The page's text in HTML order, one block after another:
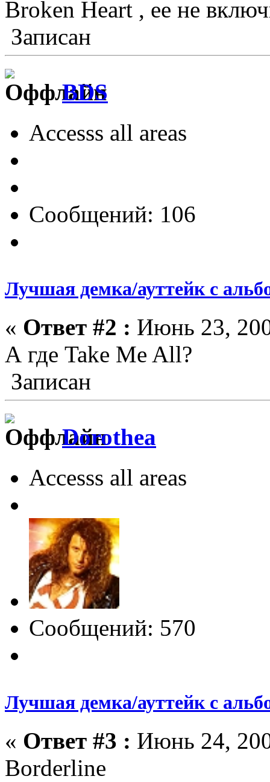
Broken Heart , ее не
Записан
BDS
Accesss all areas
Сообщений: 106
Лучшая демка/ауттейк с
« Ответ #2 : Июнь 23,
А где Take Me All?
Записан
Dorothea
Accesss all areas
Сообщений: 570
Лучшая демка/ауттейк с
« Ответ #3 : Июнь 24,
Borderline